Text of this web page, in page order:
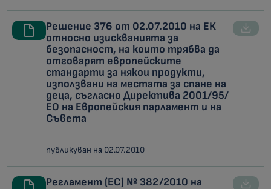
Решение 376 от 02.07.2010 на ЕК
относно изискванията за
безопасност, на които трябва да
отговарят европейските
стандарти за някои продукти,
използвани на местата за спане на
деца, съгласно Директива 2001/95/
ЕО на Европейския парламент и на
Съвета
публикуван на 02.07.2010
Регламент (ЕС) № 382/2010 на